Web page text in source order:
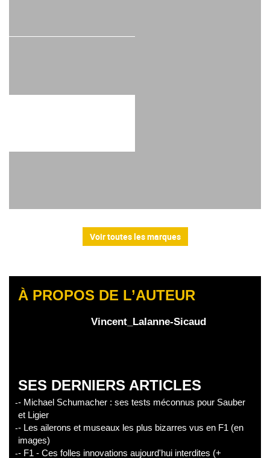
Voir toutes les marques
À PROPOS DE L’AUTEUR
Vincent_Lalanne-Sicaud
SES DERNIERS ARTICLES
- Michael Schumacher : ses tests méconnus pour Sauber
et Ligier
- Les ailerons et museaux les plus bizarres vus en F1 (en
images)
- F1 - Ces folles innovations aujourd'hui interdites (+